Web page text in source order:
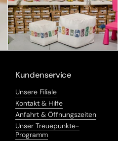
Kundenservice
Unsere Filiale
Kontakt & Hilfe
Anfahrt & Öffnungszeiten
Unser Treuepunkte-
Programm